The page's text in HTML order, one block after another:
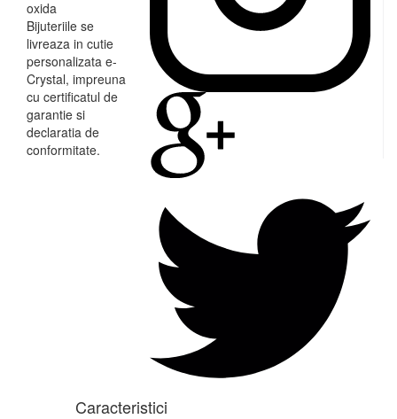
oxida
Bijuteriile se
livreaza in cutie
personalizata e-
Crystal, impreuna
cu certificatul de
garantie si
declaratia de
conformitate.
Caracteristici